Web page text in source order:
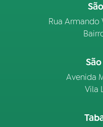
Rua Armando
Avenida
Vila